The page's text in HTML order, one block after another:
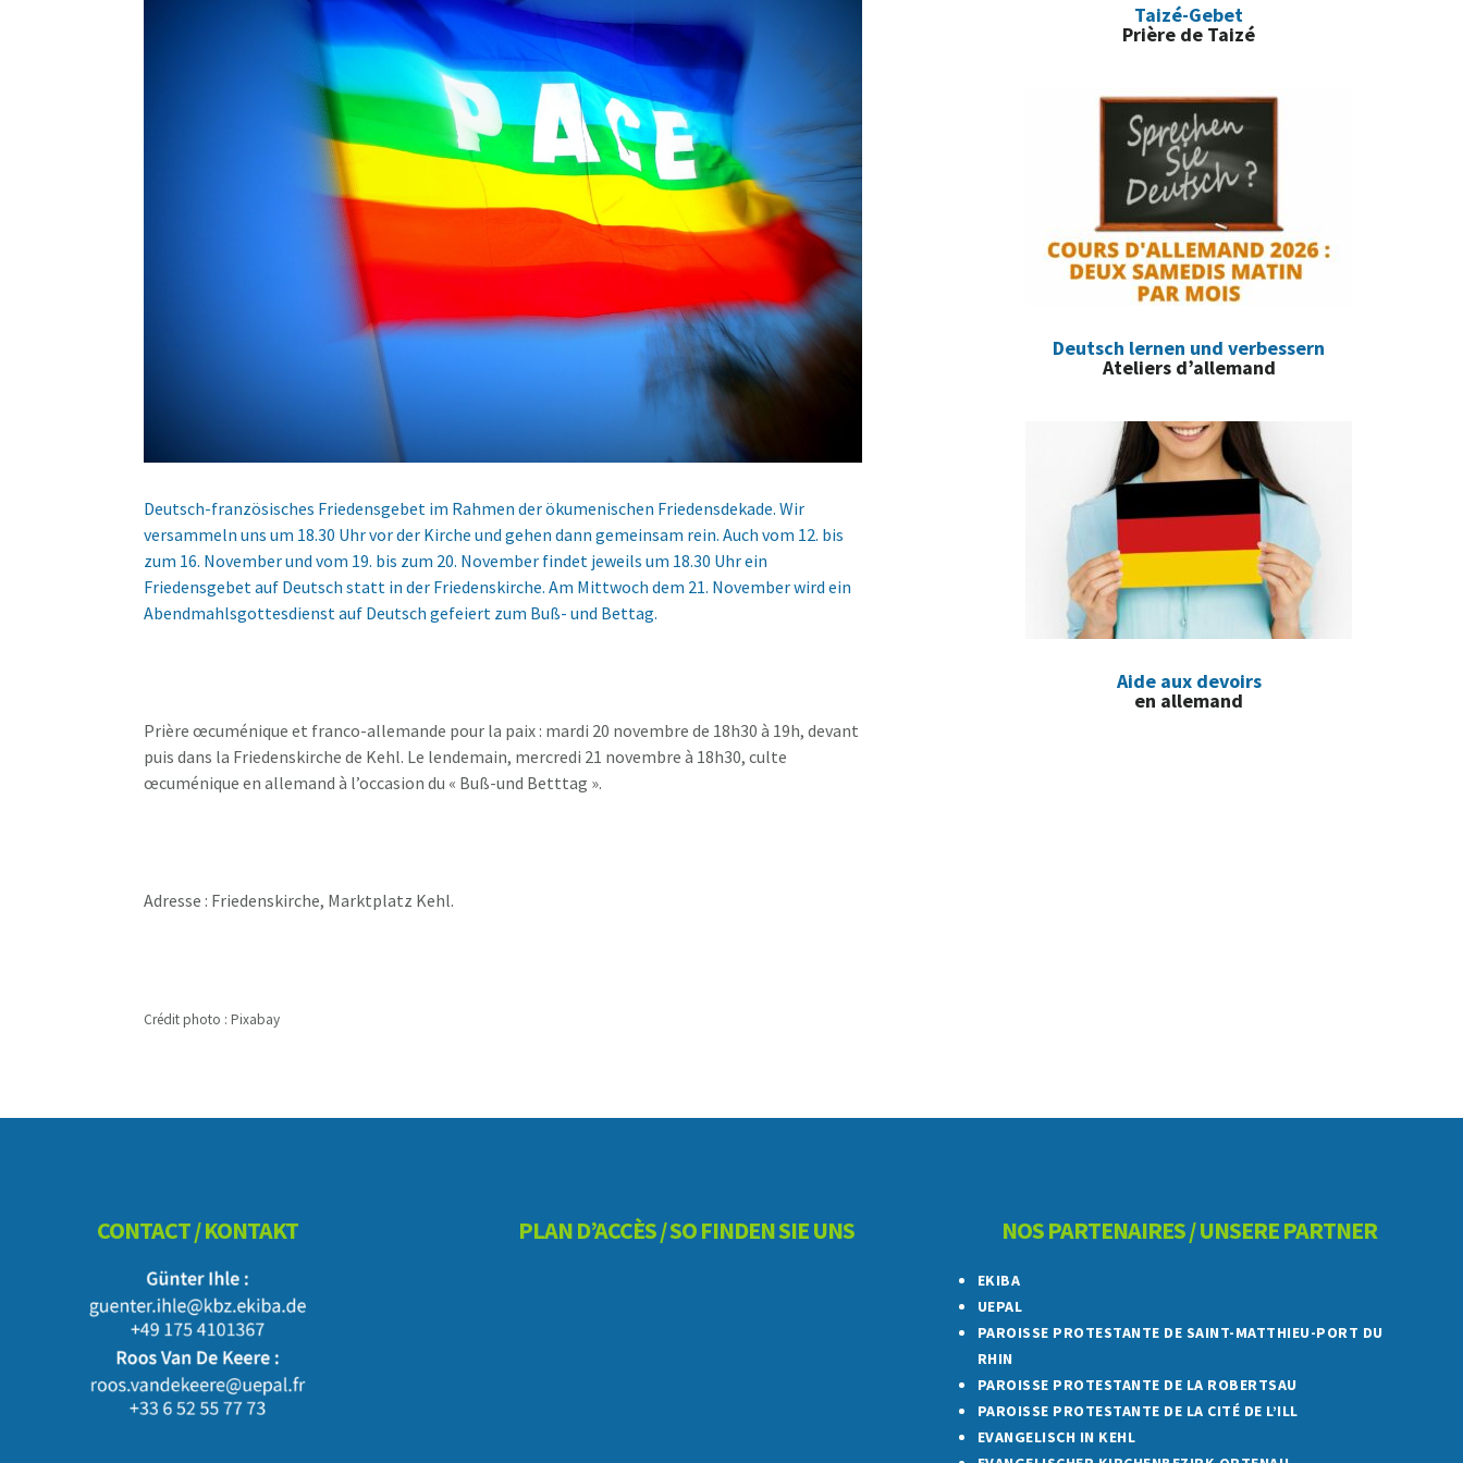
Deutsch-französisches Friedensgebet im Rahmen der ökumenischen Friedensdekade. Wir
versammeln uns um 18.30 Uhr vor der Kirche und gehen dann gemeinsam rein. Auch vom 12. bis
zum 16. November und vom 19. bis zum 20. November findet jeweils um 18.30 Uhr ein
Friedensgebet auf Deutsch statt in der Friedenskirche. Am Mittwoch dem 21. November wird ein
Abendmahlsgottesdienst auf Deutsch gefeiert zum Buß- und Bettag.
Prière œcuménique et franco-allemande pour la paix : mardi 20 novembre de 18h30 à 19h, devant
puis dans la Friedenskirche de Kehl. Le lendemain, mercredi 21 novembre à 18h30, culte
œcuménique en allemand à l’occasion du « Buß-und Betttag ».
Adresse : Friedenskirche, Marktplatz Kehl.
Crédit photo : Pixabay
Taizé-Gebet
Prière de Taizé
Deutsch lernen und verbessern
Ateliers d’allemand
Aide aux devoirs
en allemand
CONTACT / KONTAKT PLAN D’ACCÈS / SO FINDEN SIE UNS NOS PARTENAIRES / UNSERE PARTNER
EKIBA
UEPAL
PAROISSE PROTESTANTE DE SAINT-MATTHIEU-PORT DU
RHIN
PAROISSE PROTESTANTE DE LA ROBERTSAU
PAROISSE PROTESTANTE DE LA CITÉ DE L’ILL
EVANGELISCH IN KEHL